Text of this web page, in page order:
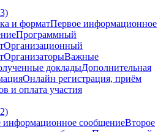
и форматПервое информационное
Программный
Организационный
ОрганизаторыВажные
докладыДополнительная
Онлайн регистрация, приём
и оплата участия
информационное сообщениеВторое